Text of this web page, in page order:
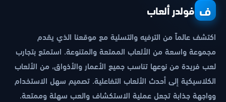
ف فولدر ألعاب
اكتشف عالماً من الترفيه والتسلية مع موقعنا الذي يقدم
مجموعة واسعة من الألعاب الممتعة والمتنوعة. استمتع بتجارب
لعب فريدة من نوعها تناسب جميع الأعمار والأذواق، من الألعاب
الكلاسيكية إلى أحدث الألعاب التفاعلية. تصميم سهل الاستخدام
وواجهة جذابة تجعل عملية الاستكشاف والعب سهلة وممتعة.